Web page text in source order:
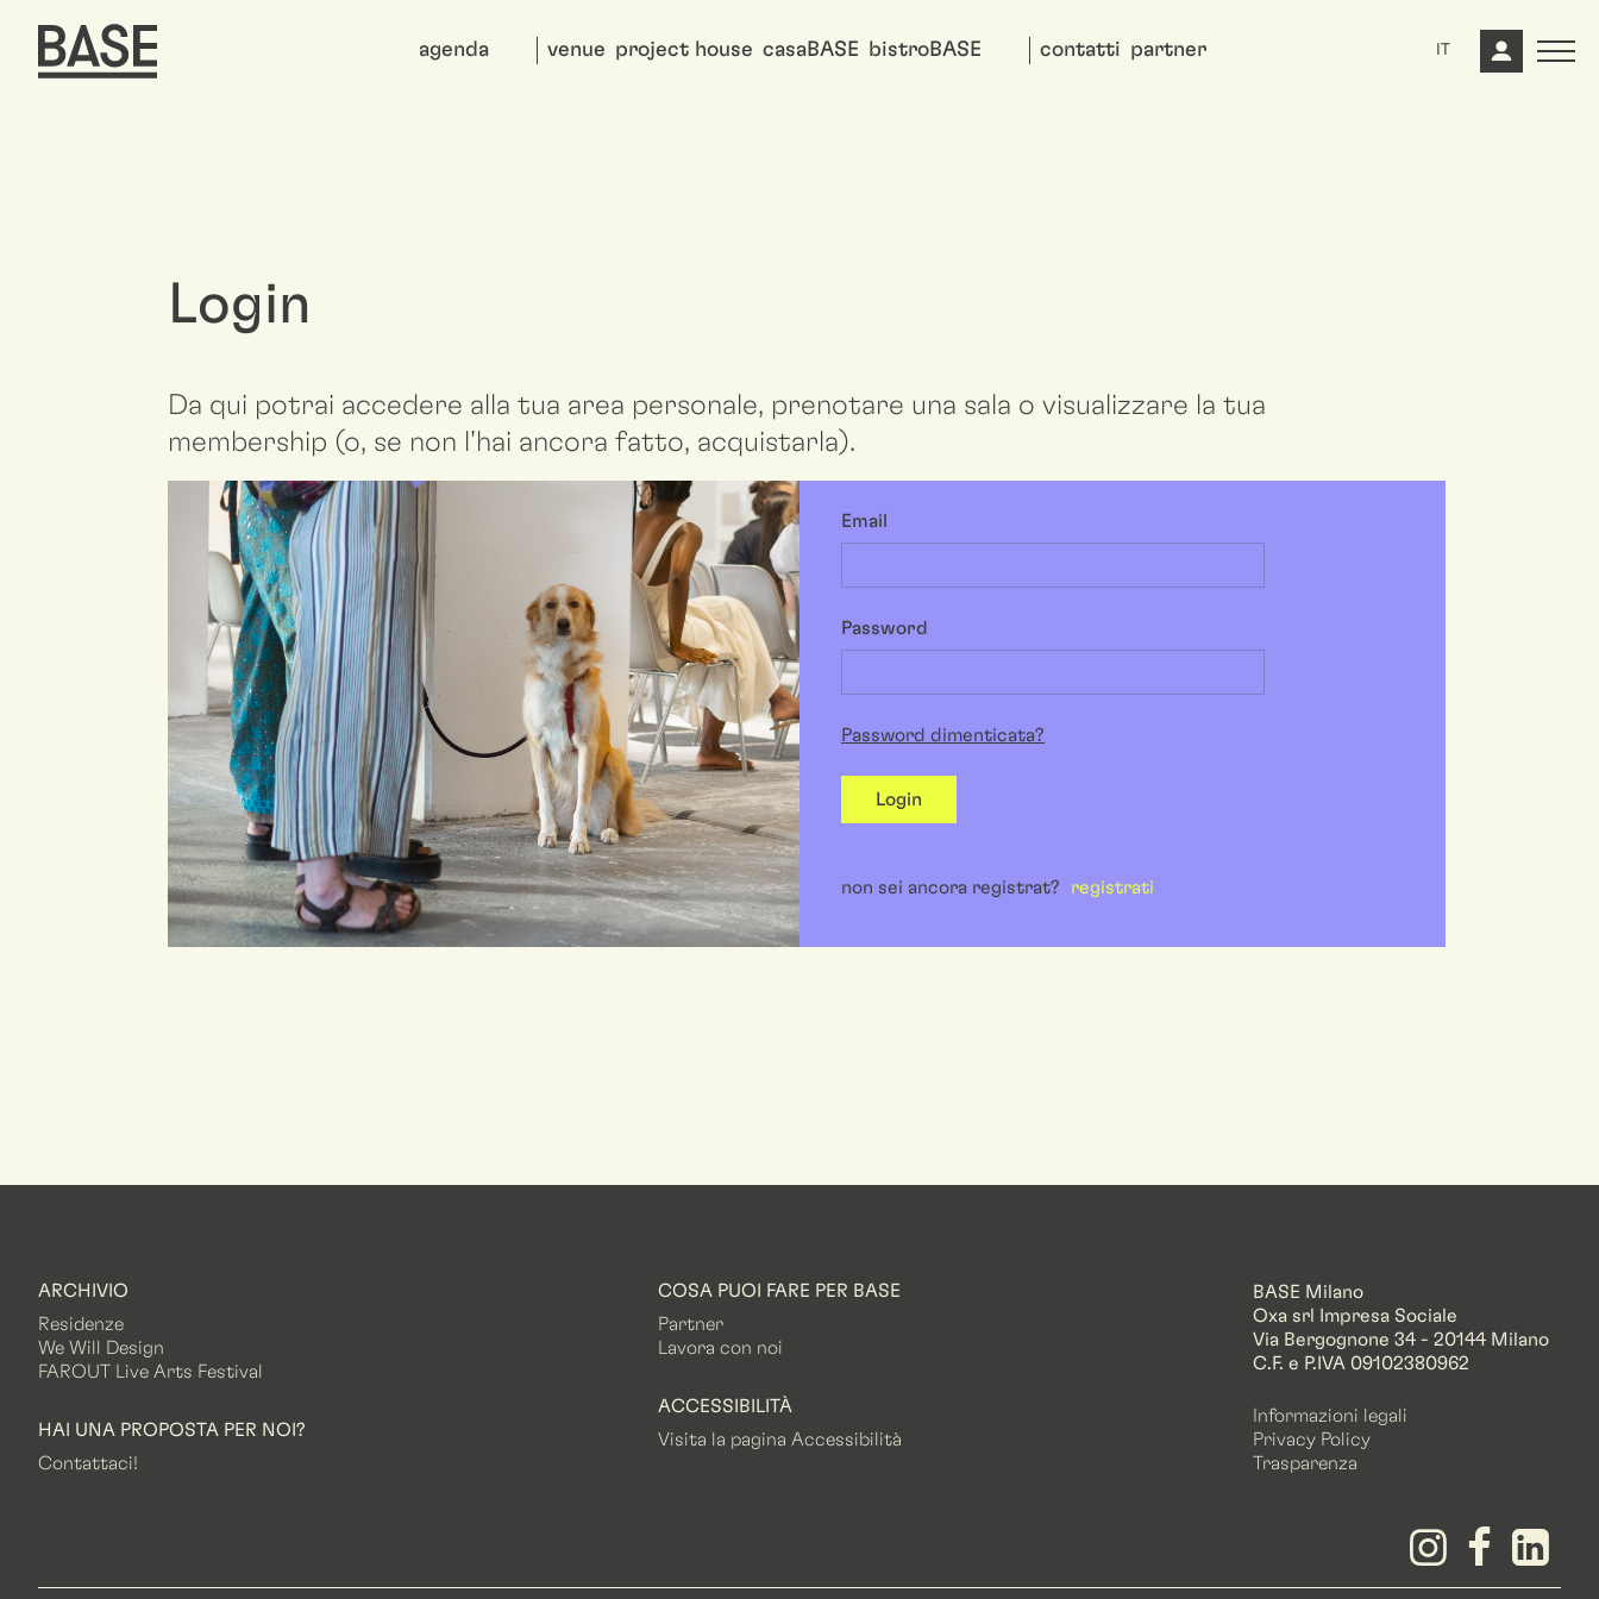
agenda venue project house casaBASE bistroBASE contatti partner IT
Login
Da qui potrai accedere alla tua area personale, prenotare una sala o visualizzare la tua
membership (o, se non l'hai ancora fatto, acquistarla).
Email
Password
Password dimenticata?
Login
non sei ancora registrat? registrati
ARCHIVIO
Residenze
We Will Design
FAROUT Live Arts Festival
HAI UNA PROPOSTA PER NOI?
Contattaci!
COSA PUOI FARE PER BASE
Partner
Lavora con noi
ACCESSIBILITÀ
Visita la pagina Accessibilità
BASE Milano
Oxa srl Impresa Sociale
Via Bergognone 34 - 20144 Milano
C.F. e P.IVA 09102380962
Informazioni legali
Privacy Policy
Trasparenza